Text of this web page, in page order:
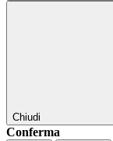
Chiudi
Conferma